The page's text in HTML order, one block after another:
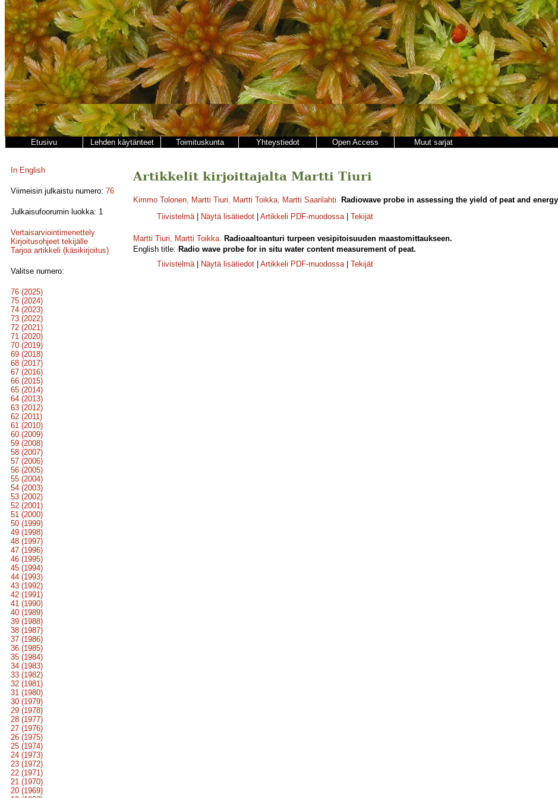
Etusivu Lehden käytänteet Toimituskunta Yhteystiedot Open Access Muut sarjat
In English
Viimeisin julkaistu numero: 76
Julkaisufoorumin luokka: 1
Vertaisarviointimenettely
Kirjoitusohjeet tekijälle
Tarjoa artikkeli (käsikirjoitus)
Valitse numero:
76 (2025)
75 (2024)
74 (2023)
73 (2022)
72 (2021)
71 (2020)
70 (2019)
69 (2018)
68 (2017)
67 (2016)
66 (2015)
65 (2014)
64 (2013)
63 (2012)
62 (2011)
61 (2010)
60 (2009)
59 (2008)
58 (2007)
57 (2006)
56 (2005)
55 (2004)
54 (2003)
53 (2002)
52 (2001)
51 (2000)
50 (1999)
49 (1998)
48 (1997)
47 (1996)
46 (1995)
45 (1994)
44 (1993)
43 (1992)
42 (1991)
41 (1990)
40 (1989)
39 (1988)
38 (1987)
37 (1986)
36 (1985)
35 (1984)
34 (1983)
33 (1982)
32 (1981)
31 (1980)
30 (1979)
29 (1978)
28 (1977)
27 (1976)
26 (1975)
25 (1974)
24 (1973)
23 (1972)
22 (1971)
21 (1970)
20 (1969)
Artikkelit kirjoittajalta Martti Tiuri
Kimmo Tolonen, Martti Tiuri, Martti Toikka, Martti Saarilahti. Radiowave probe in assessing the yield of peat and
Tiivistelmä| Näytä lisätiedot Artikkeli PDF-muodossa| Tekijät
Martti Tiuri, Martti Toikka. Radioaaltoanturi turpeen vesipitoisuuden maastomittaukseen.
English title: Radio wave probe for in situ water content measurement of peat.
Tiivistelmä| Näytä lisätiedot Artikkeli PDF-muodossa| Tekijät